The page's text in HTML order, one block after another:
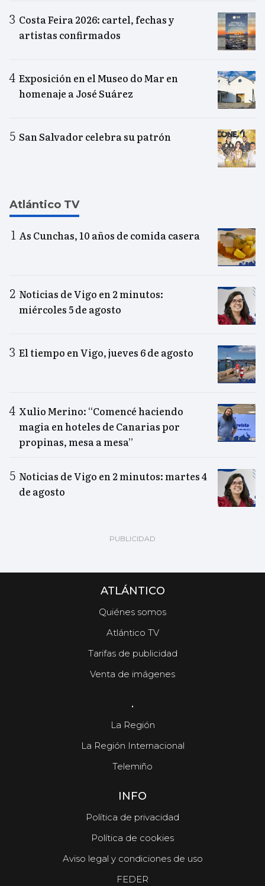
Costa Feira 2026: cartel, fechas y
artistas confirmados
Exposición en el Museo do Mar en
homenaje a José Suárez
San Salvador celebra su patrón
Atlántico TV
As Cunchas, 10 años de comida casera
Noticias de Vigo en 2 minutos:
miércoles 5 de agosto
El tiempo en Vigo, jueves 6 de agosto
Xulio Merino: “Comencé haciendo
magia en hoteles de Canarias por
propinas, mesa a mesa”
Noticias de Vigo en 2 minutos: martes 4
de agosto
ATLÁNTICO
Quiénes somos
Atlántico TV
Tarifas de publicidad
Venta de imágenes
.
La Región
La Región Internacional
Telemiño
INFO
Política de privacidad
Política de cookies
Aviso legal y condiciones de uso
FEDER